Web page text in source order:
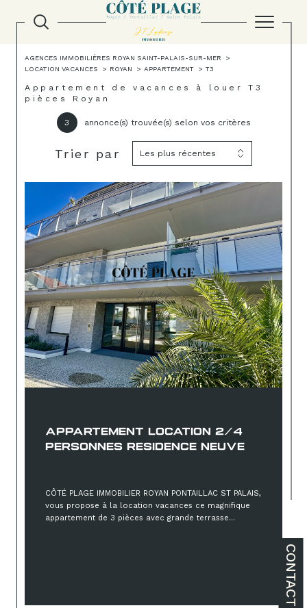
CONTACT
AGENCES IMMOBILIÈRES ROYAN SAINT-PALAIS-SUR-MER
LOCATION VACANCES
ROYAN APPARTEMENT T3
Appartement de vacances à louer T3
pièces Royan
3 annonce(s) trouvée(s) selon vos critères
Trier par Les plus récentes
APPARTEMENT LOCATION 2/4
PERSONNES RESIDENCE NEUVE
CÔTÉ PLAGE IMMOBILIER ROYAN PONTAILLAC ST PALAIS,
vous propose à la location vacances ce magnifique
appartement de 3 pièces avec grande terrasse...